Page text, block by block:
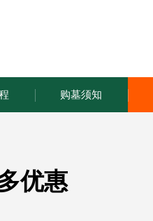
购墓须知
优惠